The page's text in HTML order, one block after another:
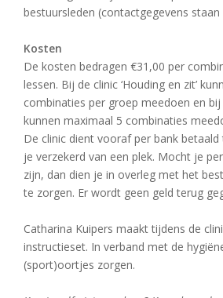
bestuursleden (contactgegevens
Kosten
De kosten bedragen €31,00 per
lessen. Bij de clinic ‘Houding en zit’
combinaties per groep meedoen en bij
kunnen maximaal 5 combinaties
De clinic dient vooraf per bank
je verzekerd van een plek. Mocht je
zijn, dan dien je in overleg met het
te zorgen. Er wordt geen geld terug
Catharina Kuipers maakt tijdens de
instructieset. In verband met de
(sport)oortjes zorgen.